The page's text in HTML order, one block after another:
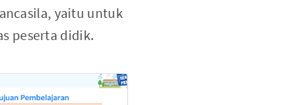
yaitu untuk
peserta didik.